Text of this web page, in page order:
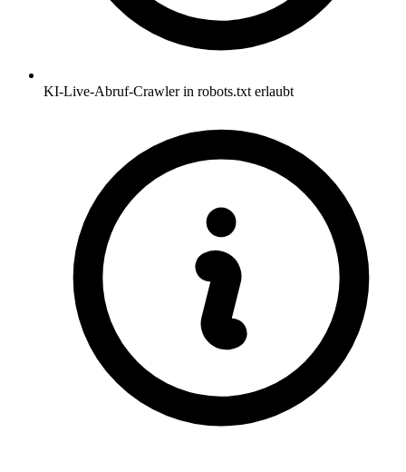
KI-Live-Abruf-Crawler in robots.txt erlaubt